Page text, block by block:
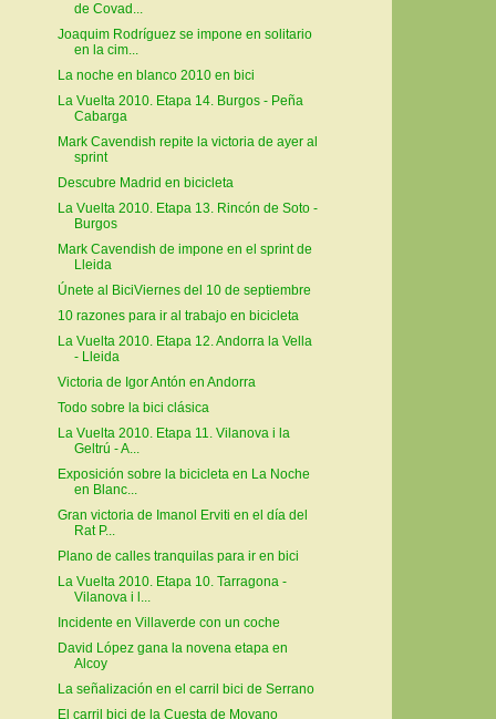
de Covad...
Joaquim Rodríguez se impone en solitario
en la cim...
La noche en blanco 2010 en bici
La Vuelta 2010. Etapa 14. Burgos - Peña
Cabarga
Mark Cavendish repite la victoria de ayer al
sprint
Descubre Madrid en bicicleta
La Vuelta 2010. Etapa 13. Rincón de Soto -
Burgos
Mark Cavendish de impone en el sprint de
Lleida
Únete al BiciViernes del 10 de septiembre
10 razones para ir al trabajo en bicicleta
La Vuelta 2010. Etapa 12. Andorra la Vella
- Lleida
Victoria de Igor Antón en Andorra
Todo sobre la bici clásica
La Vuelta 2010. Etapa 11. Vilanova i la
Geltrú - A...
Exposición sobre la bicicleta en La Noche
en Blanc...
Gran victoria de Imanol Erviti en el día del
Rat P...
Plano de calles tranquilas para ir en bici
La Vuelta 2010. Etapa 10. Tarragona -
Vilanova i l...
Incidente en Villaverde con un coche
David López gana la novena etapa en
Alcoy
La señalización en el carril bici de Serrano
El carril bici de la Cuesta de Moyano